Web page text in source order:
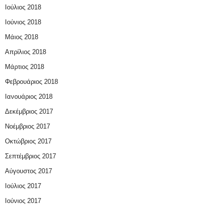
Ιούλιος 2018
Ιούνιος 2018
Μάιος 2018
Απρίλιος 2018
Μάρτιος 2018
Φεβρουάριος 2018
Ιανουάριος 2018
Δεκέμβριος 2017
Νοέμβριος 2017
Οκτώβριος 2017
Σεπτέμβριος 2017
Αύγουστος 2017
Ιούλιος 2017
Ιούνιος 2017